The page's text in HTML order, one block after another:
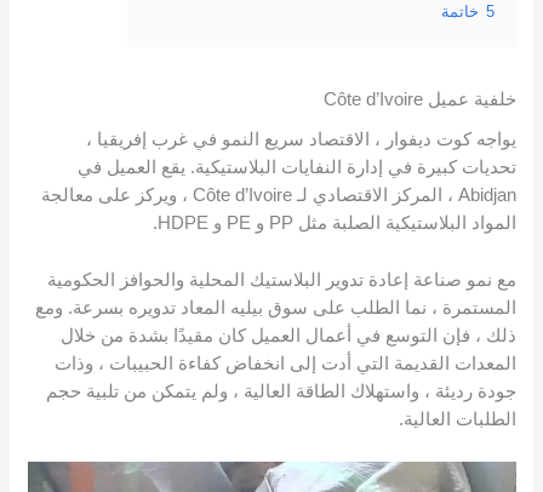
5 خاتمة
خلفية عميل Côte d’Ivoire
يواجه كوت ديفوار ، الاقتصاد سريع النمو في غرب إفريقيا ،
تحديات كبيرة في إدارة النفايات البلاستيكية. يقع العميل في
Abidjan ، المركز الاقتصادي لـ Côte d’Ivoire ، ويركز على معالجة
المواد البلاستيكية الصلبة مثل PP و PE و HDPE.
مع نمو صناعة إعادة تدوير البلاستيك المحلية والحوافز الحكومية
المستمرة ، نما الطلب على سوق بيليه المعاد تدويره بسرعة. ومع
ذلك ، فإن التوسع في أعمال العميل كان مقيدًا بشدة من خلال
المعدات القديمة التي أدت إلى انخفاض كفاءة الحبيبات ، وذات
جودة رديئة ، واستهلاك الطاقة العالية ، ولم يتمكن من تلبية حجم
الطلبات العالية.